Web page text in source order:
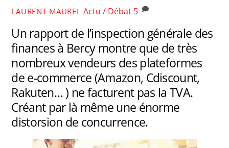
LAURENT MAUREL Actu / Débat 5
Un rapport de l’inspection générale des
finances à Bercy montre que de très
nombreux vendeurs des plateformes
de e-commerce (Amazon, Cdiscount,
Rakuten… ) ne facturent pas la TVA.
Créant par là même une énorme
distorsion de concurrence.